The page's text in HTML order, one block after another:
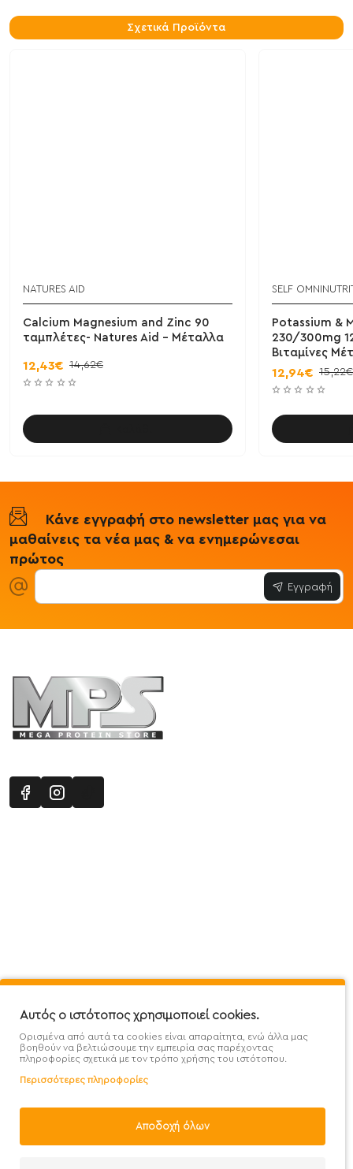
Σχετικά Προϊόντα
NATURES AID
Calcium Magnesium and Zinc 90
ταμπλέτες- Natures Aid - Μέταλλα
12,43€ 14,62€
SELF
Potassium &
230/300mg
Βιταμίνες
12,94€ 15,22€
Κάνε εγγραφή στο newsletter μας για να
μαθαίνεις τα νέα μας & να ενημερώνεσαι
πρώτος
Εγγραφή
Προσφορές - Clearence GDPR
Χονδρική
Handcrafted with 💙 in Athens
Αυτός ο ιστότοπος χρησιμοποιεί cookies.
Ορισμένα από αυτά τα cookies είναι απαραίτητα, ενώ άλλα μας
βοηθούν να βελτιώσουμε την εμπειρία σας παρέχοντας
πληροφορίες σχετικά με τον τρόπο χρήσης του ιστότοπου.
Περισσότερες πληροφορίες
Αποδοχή όλων